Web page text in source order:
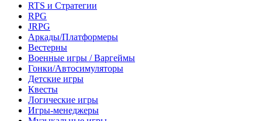
RTS и Стратегии
RPG
JRPG
Аркады/Платформеры
Вестерны
Военные игры / Варгеймы
Гонки/Автосимуляторы
Детские игры
Квесты
Логические игры
Игры-менеджеры